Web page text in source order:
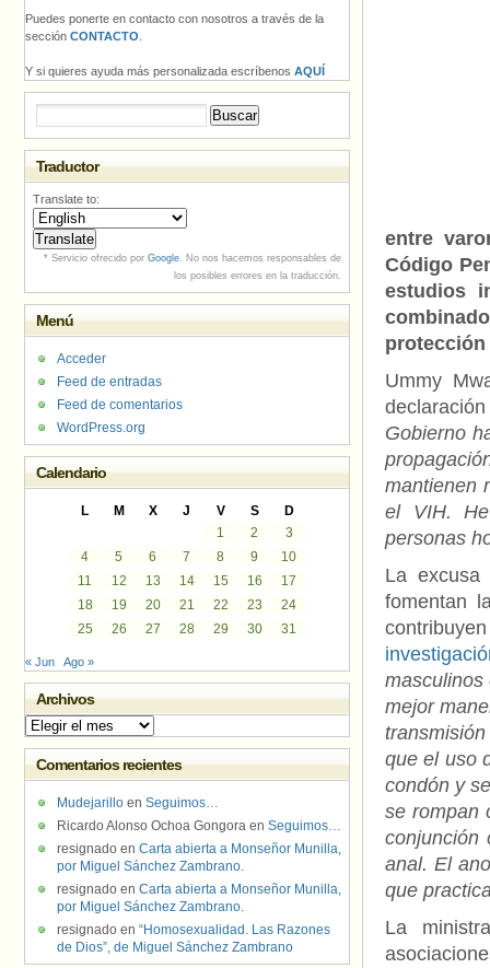
entre
Código
estudios
protección
Ummy
Gobierno
mantienen
el VIH.
personas
La
fomentan
masculinos
mejor
que el uso
condón y
se rompan
conjunción
anal. El
que
La
Puedes ponerte en contacto con nosotros a través de la
sección CONTACTO
Y si quieres ayuda más personalizada escríbenos AQUÍ
Traductor
Translate to:
* Servicio ofrecido por Google. No nos hacemos responsables de
los posibles errores en la traducción.
Menú
Acceder
Feed de entradas
Feed de comentarios
WordPress.org
Calendario
L M X J V S
D
1
2
3
4
5 6 7 8 9
10
11
12 13 14 15 16
17
18
19 20 21 22 23
24
25
26 27 28 29 30 31
« Jun Ago »
Archivos
Archivos
Comentarios recientes
Mudejarillo en Seguimos…
Ricardo Alonso Ochoa Gongora en Seguimos…
resignado en Carta abierta a Monseñor Munilla,
por Miguel Sánchez Zambrano.
resignado en Carta abierta a Monseñor Munilla,
por Miguel Sánchez Zambrano.
resignado en “Homosexualidad. Las Razones
de Dios”, de Miguel Sánchez Zambrano